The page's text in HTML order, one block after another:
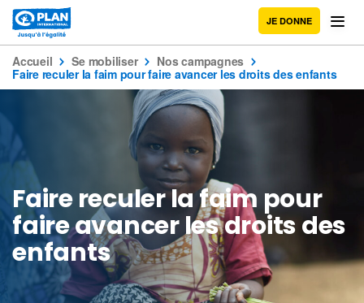
JE DONNE
Accueil Se mobiliser
Nos campagnes
Faire reculer la faim pour faire avancer les droits des enfants
Faire reculer la faim pour
faire avancer les droits des
enfants